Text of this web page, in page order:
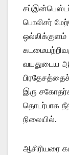
பொலிசர்
ஒல்லிக்குளம்
வயதுடைய
இரு
தொடர்பாக
நிலையில்.
ஆசிரியரை